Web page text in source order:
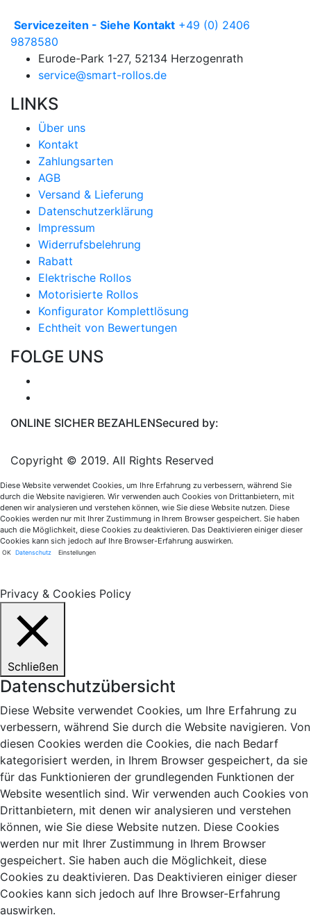
Servicezeiten - Siehe Kontakt +49 (0) 2406
9878580
Eurode-Park 1-27, 52134 Herzogenrath
service@smart-rollos.de
LINKS
Über uns
Kontakt
Zahlungsarten
AGB
Versand & Lieferung
Datenschutzerklärung
Impressum
Widerrufsbelehrung
Rabatt
Elektrische Rollos
Motorisierte Rollos
Konfigurator Komplettlösung
Echtheit von Bewertungen
FOLGE UNS
Copyright © 2019. All Rights Reserved
ONLINE SICHER BEZAHLENSecured by:
Diese Website verwendet Cookies, um Ihre Erfahrung zu verbessern, während Sie
durch die Website navigieren. Wir verwenden auch Cookies von Drittanbietern, mit
denen wir analysieren und verstehen können, wie Sie diese Website nutzen. Diese
Cookies werden nur mit Ihrer Zustimmung in Ihrem Browser gespeichert. Sie haben
auch die Möglichkeit, diese Cookies zu deaktivieren. Das Deaktivieren einiger dieser
Cookies kann sich jedoch auf Ihre Browser-Erfahrung auswirken.
OK Datenschutz Einstellungen
Privacy & Cookies Policy
Schließen
Datenschutzübersicht
Diese Website verwendet Cookies, um Ihre Erfahrung zu
verbessern, während Sie durch die Website navigieren. Von
diesen Cookies werden die Cookies, die nach Bedarf
kategorisiert werden, in Ihrem Browser gespeichert, da sie
für das Funktionieren der grundlegenden Funktionen der
Website wesentlich sind. Wir verwenden auch Cookies von
Drittanbietern, mit denen wir analysieren und verstehen
können, wie Sie diese Website nutzen. Diese Cookies
werden nur mit Ihrer Zustimmung in Ihrem Browser
gespeichert. Sie haben auch die Möglichkeit, diese
Cookies zu deaktivieren. Das Deaktivieren einiger dieser
Cookies kann sich jedoch auf Ihre Browser-Erfahrung
auswirken.